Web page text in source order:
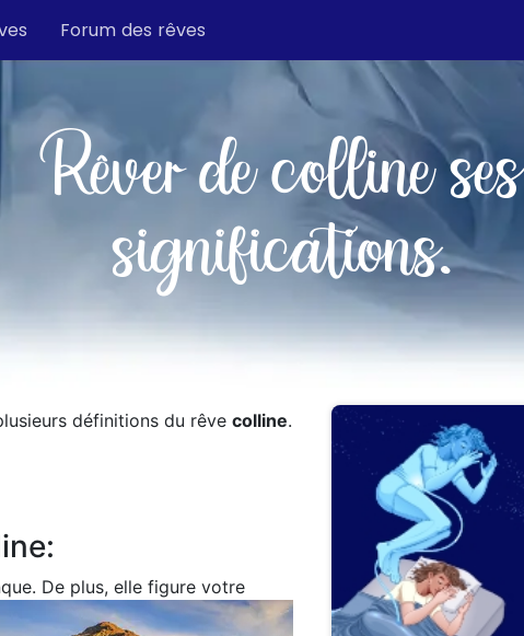
Forum des rêves
Rêver de colline ses
significations.
définitions du rêve colline.
De plus, elle figure votre